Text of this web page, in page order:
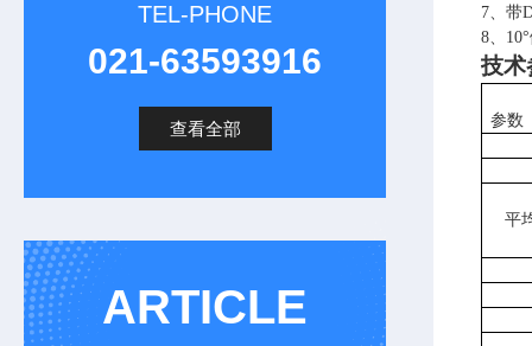
TEL-PHONE
021-63593916
查看全部
ARTICLE
7、带
8、 10°
技术
参数
平